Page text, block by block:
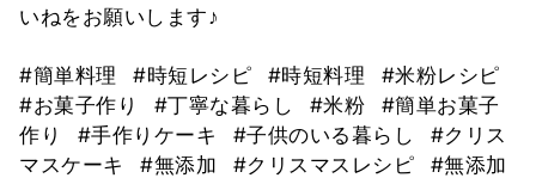
いねをお願いします♪
#簡単料理 #時短レシピ #時短料理
#米粉レシピ
#お菓子作り
#丁寧な暮らし #米粉
#簡単お菓子
作り
#手作りケーキ #子供のいる暮らし
#クリス
マスケーキ
#無添加 #クリスマスレシピ
#無添加